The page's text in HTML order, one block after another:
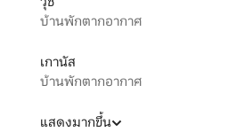
บ้านพักตากอากาศ
เกานัส
บ้านพักตากอากาศ
แสดงมากขึ้น